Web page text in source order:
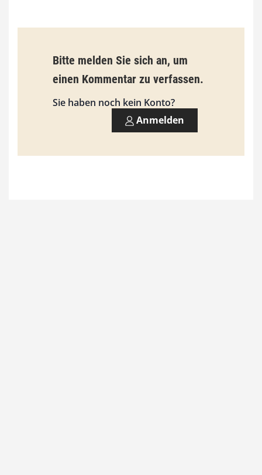
€
i
s
9
0
Bitte melden Sie sich an, um
einen Kommentar zu verfassen.
Sie haben noch kein Konto?
Anmelden